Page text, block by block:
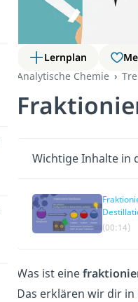
Lernplan
Analytische Chemie
Wichtige Inhalte in
erklärt
(00:14)
Was ist eine
Das erklären wir dir